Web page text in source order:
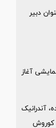
دبیر
آغاز
آندرانیک
کوروش